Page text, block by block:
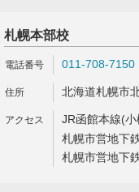
札幌本部校
011-708-7150
北海道札幌市
JR函館本線(
札幌市営地下
札幌市営地下